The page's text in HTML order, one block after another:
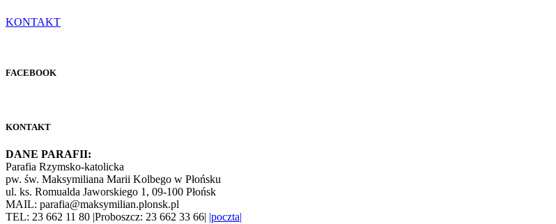
KONTAKT
FACEBOOK
KONTAKT
DANE PARAFII:
Parafia Rzymsko-katolicka
pw. św. Maksymiliana Marii Kolbego w Płońsku
ul. ks. Romualda Jaworskiego 1, 09-100 Płońsk
MAIL: parafia@maksymilian.plonsk.pl
TEL: 23 662 11 80 |Proboszcz: 23 662 33 66| |poczta|